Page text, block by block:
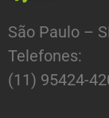
São Paulo –
Telefones:
(11) 95424-